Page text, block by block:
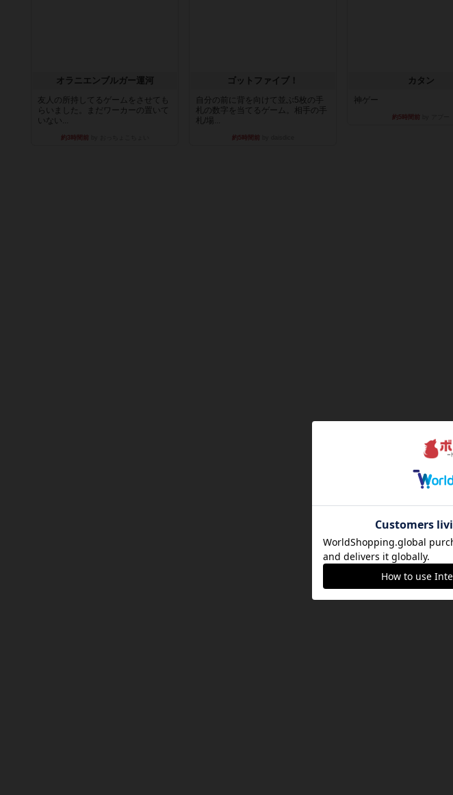
オラニエンブルガー運河
友人の所持してるゲームをさせても
らいました。まだワーカーの置いて
いない...
約3時間前
ゴットファイブ！
自分の前に背を向けて並ぶ5枚の手
札の数字を当てるゲーム。相手の手
札/場...
約5時間前
カタン
神ゲー
約5時間前